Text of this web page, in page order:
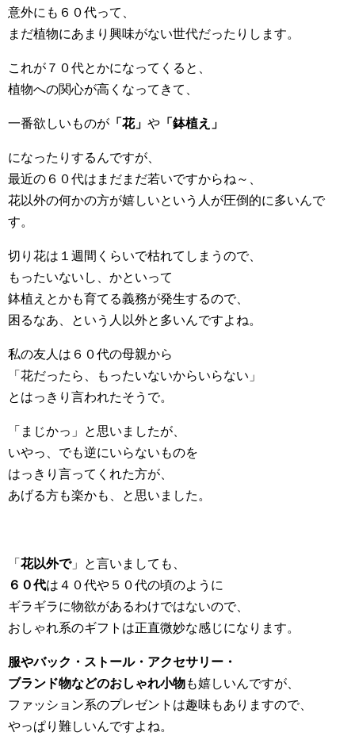
意外にも６０代って、
まだ植物にあまり興味がない世代だったりします。
これが７０代とかになってくると、
植物への関心が高くなってきて、
一番欲しいものが 「花」 や 「鉢植え」
になったりするんですが、
最近の６０代はまだまだ若いですからね～、
花以外の何かの方が嬉しいという人が圧倒的に多いんで
す。
切り花は１週間くらいで枯れてしまうので、
もったいないし、かといって
鉢植えとかも育てる義務が発生するので、
困るなあ、という人以外と多いんですよね。
私の友人は６０代の母親から
「花だったら、もったいないからいらない」
とはっきり言われたそうで。
「まじかっ」と思いましたが、
いやっ、でも逆にいらないものを
はっきり言ってくれた方が、
あげる方も楽かも、と思いました。
「 花以外で」と言いましても、
６０代は４０代や５０代の頃のように
ギラギラに物欲があるわけではないので、
おしゃれ系のギフトは正直微妙な感じになります。
服やバック・ストール・アクセサリー・
ブランド物などのおしゃれ小物も嬉しいんですが、
ファッション系のプレゼントは趣味もありますので、
やっぱり難しいんですよね。